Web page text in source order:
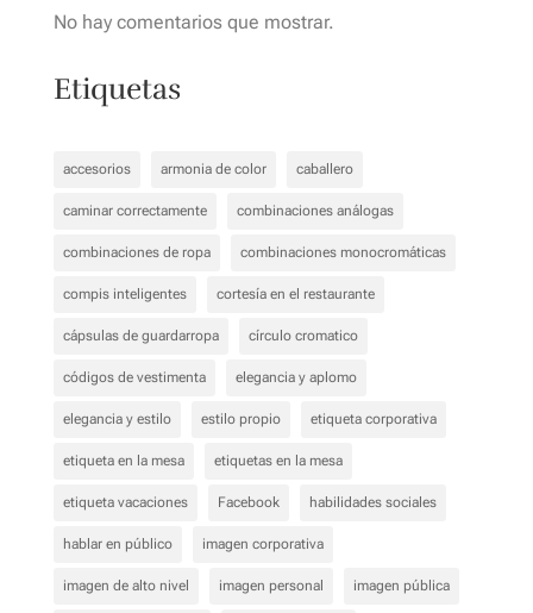
No hay comentarios que mostrar.
Etiquetas
accesorios armonia de color caballero
caminar correctamente combinaciones análogas
combinaciones de ropa combinaciones monocromáticas
compis inteligentes cortesía en el restaurante
cápsulas de guardarropa círculo cromatico
códigos de vestimenta elegancia y aplomo
elegancia y estilo estilo propio etiqueta corporativa
etiqueta en la mesa etiquetas en la mesa
etiqueta vacaciones Facebook habilidades sociales
hablar en público imagen corporativa
imagen de alto nivel imagen personal imagen pública